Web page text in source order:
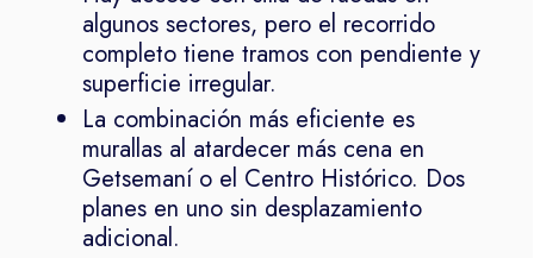
algunos sectores, pero el recorrido
completo tiene tramos con pendiente y
superficie irregular.
La combinación más eficiente es
murallas al atardecer más cena en
Getsemaní o el Centro Histórico. Dos
planes en uno sin desplazamiento
adicional.